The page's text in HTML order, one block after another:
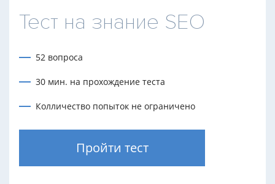
Тест на знание SEO
52 вопроса
30 мин. на прохождение теста
Колличество попыток не ограничено
Пройти тест